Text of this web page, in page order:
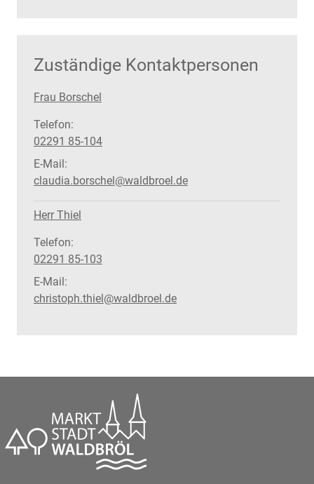
Zuständige Kontaktpersonen
Frau Borschel
Telefon:
02291 85-104
E-Mail:
claudia.borschel@waldbroel.de
Herr Thiel
Telefon:
02291 85-103
E-Mail:
christoph.thiel@waldbroel.de